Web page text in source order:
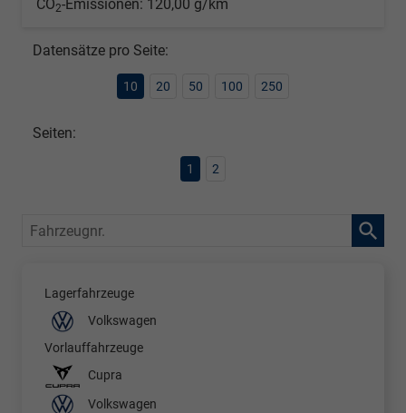
CO2-Emissionen: 120,00 g/km
Datensätze pro Seite:
10 20 50 100 250
Seiten:
1 2
Fahrzeugnr.
Lagerfahrzeuge
Volkswagen
Vorlauffahrzeuge
Cupra
Volkswagen